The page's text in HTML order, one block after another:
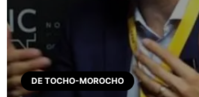
DE TOCHO-MOROCHO